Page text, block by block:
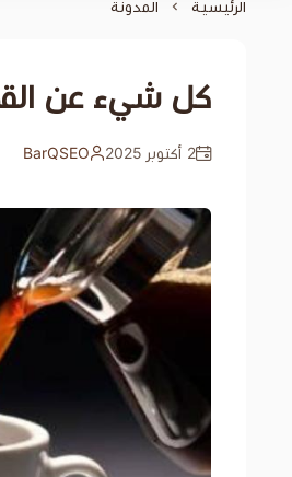
الرئيسية المدونة
كل شيء عن
2 أكتوبر 2025 BarQSEO